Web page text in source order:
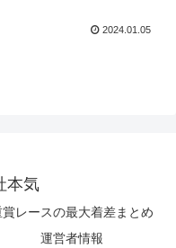
2024.01.05
本気
賞レースの最大着差まとめ
運営者情報